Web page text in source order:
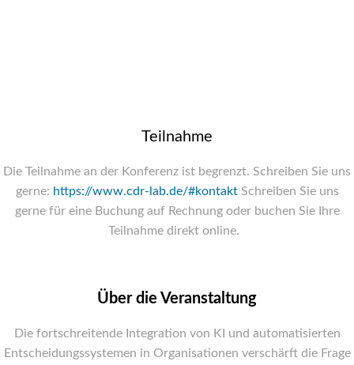
Teilnahme
Die Teilnahme an der Konferenz ist begrenzt. Schreiben Sie uns
gerne: https://www.cdr-lab.de/#kontaktSchreiben Sie uns
gerne für eine Buchung auf Rechnung oder buchen Sie Ihre
Teilnahme direkt online.
Über die Veranstaltung
Die fortschreitende Integration von KI und automatisierten
Entscheidungssystemen in Organisationen verschärft die Frage